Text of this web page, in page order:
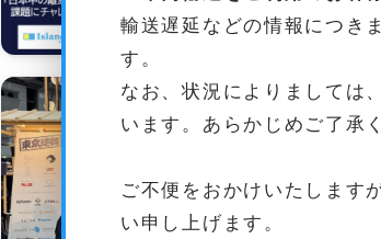
輸送遅延などの情報につき
す。
なお、状況によりましては
います。あらかじめご了承
ご不便をおかけいたします
い申し上げます。